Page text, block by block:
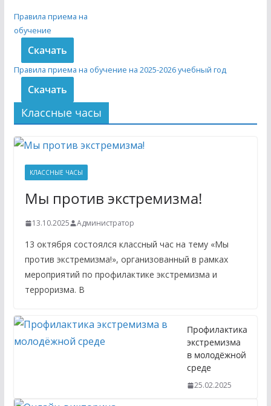
Правила приема на
обучение
Скачать
Правила приема на обучение на 2025-2026 учебный год
Скачать
Классные часы
КЛАССНЫЕ ЧАСЫ
Мы против экстремизма!
13.10.2025 Администратор
13 октября состоялся классный час на тему «Мы
против экстремизма!», организованный в рамках
мероприятий по профилактике экстремизма и
терроризма. В
Профилактика
экстремизма
в молодёжной
среде
25.02.2025